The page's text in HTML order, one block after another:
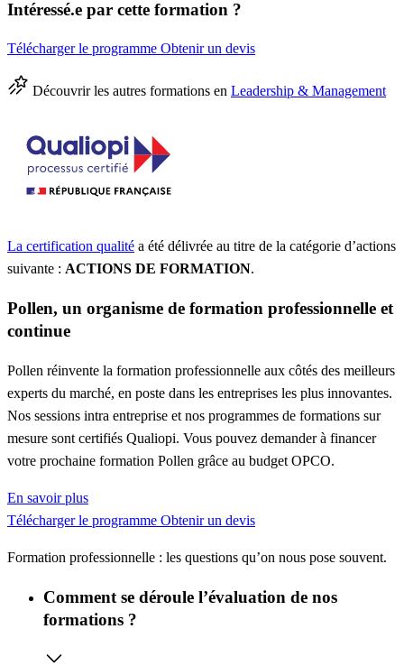
Intéressé.e par cette formation ?
Télécharger le programme Obtenir un devis
Découvrir les autres formations en Leadership & Management
La certification qualité a été délivrée au titre de la catégorie d’actions
suivante : ACTIONS DE FORMATION.
Pollen, un organisme de formation professionnelle et
continue
Pollen réinvente la formation professionnelle aux côtés des meilleurs
experts du marché, en poste dans les entreprises les plus innovantes.
Nos sessions intra entreprise et nos programmes de formations sur
mesure sont certifiés Qualiopi. Vous pouvez demander à financer
votre prochaine formation Pollen grâce au budget OPCO.
En savoir plus
Télécharger le programme Obtenir un devis
Formation professionnelle : les questions qu’on nous pose souvent.
Comment se déroule l’évaluation de nos
formations ?